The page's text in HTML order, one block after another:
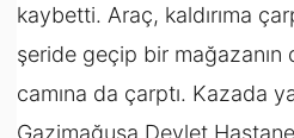
kaybetti. Araç, kaldırıma
şeride geçip bir mağazanın
camına da çarptı. Kazada
Gazimağusa Devlet